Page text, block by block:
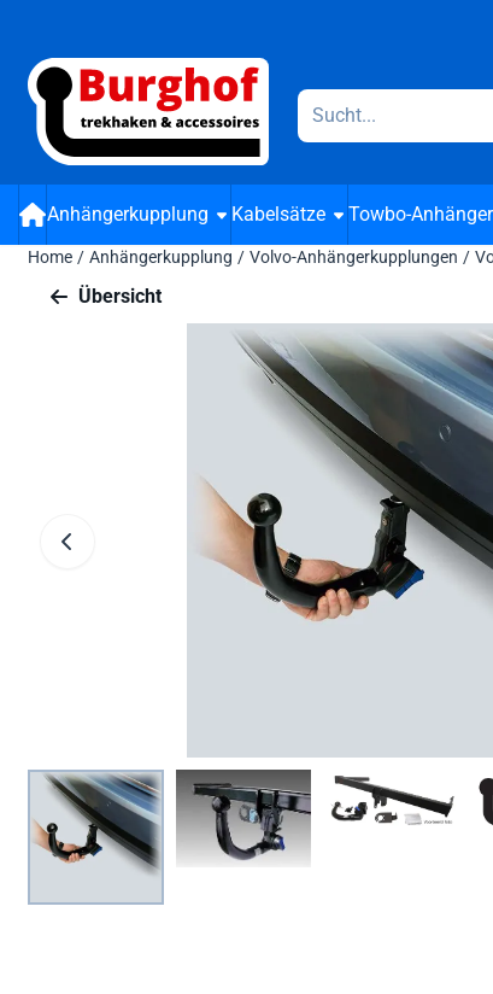
Suche
Anhängerkupplung Kabelsätze Towbo-
Home / Anhängerkupplung / Volvo-Anhängerkupplungen /
Übersicht